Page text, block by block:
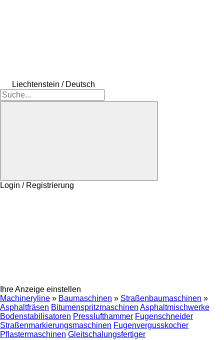
Liechtenstein / Deutsch
Login / Registrierung
Ihre Anzeige einstellen
Machineryline » Baumaschinen » Straßenbaumaschinen »
Asphaltfräsen Bitumenspritzmaschinen Asphaltmischwerke
Bodenstabilisatoren Presslufthammer Fugenschneider
Straßenmarkierungsmaschinen Fugenvergusskocher
Pflastermaschinen Gleitschalungsfertiger